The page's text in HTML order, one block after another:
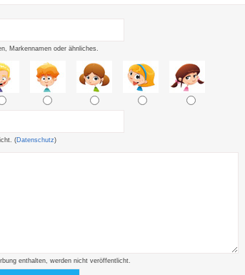
Markennamen oder ähnliches.
(Datenschutz)
enthalten, werden nicht veröffentlicht.